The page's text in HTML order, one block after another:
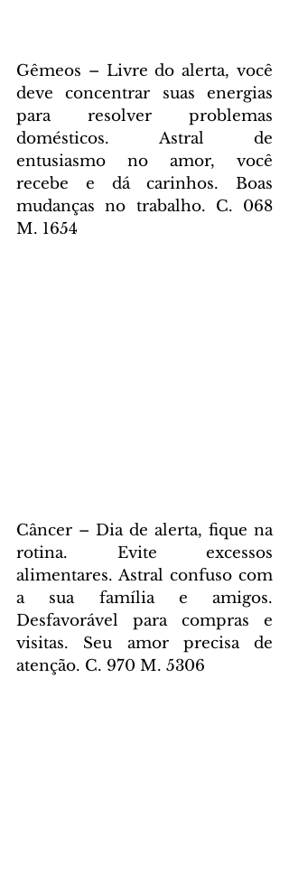
Gêmeos – Livre do alerta, você
deve concentrar suas energias
para resolver problemas
domésticos. Astral de
entusiasmo no amor, você
recebe e dá carinhos. Boas
mudanças no trabalho. C. 068
M. 1654
Câncer – Dia de alerta, fique na
rotina. Evite excessos
alimentares. Astral confuso com
a sua família e amigos.
Desfavorável para compras e
visitas. Seu amor precisa de
atenção. C. 970 M. 5306